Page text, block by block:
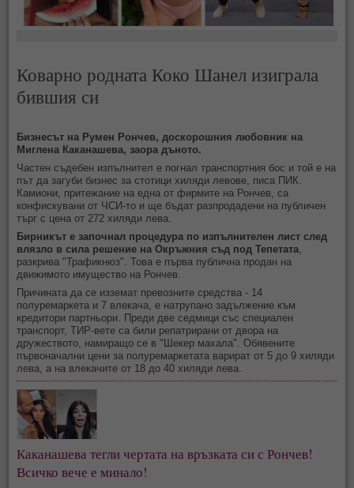
Коварно родната Коко Шанел изиграла
бившия си
Бизнесът на Румен Рончев, доскорошния любовник на
Миглена Каканашева, заора дъното.
Частен съдебен изпълнител е погнал транспортния бос и той е на
път да загуби бизнес за стотици хиляди левове, писа ПИК.
Камиони, притежание на една от фирмите на Рончев, са
конфискувани от ЧСИ-то и ще бъдат разпродадени на публичен
търг с цена от 272 хиляди лева.
Бирникът е започнал процедура по изпълнителен лист след
влязло в сила решение на Окръжния съд под Тепетата,
разкрива "Трафикнюз". Това е първа публична продан на
движимото имущество на Рончев.
Причината да се изземат превозните средства - 14
полуремаркета и 7 влекача, е натрупано задължение към
кредитори партньори. Преди две седмици със специален
транспорт, ТИР-вете са били репатрирани от двора на
дружеството, намиращо се в "Шекер махала". Обявените
първоначални цени за полуремаркетата варират от 5 до 9 хиляди
лева, а на влекачите от 18 до 40 хиляди лева.
Каканашева тегли чертата на връзката си с Рончев!
Всичко вече е минало!